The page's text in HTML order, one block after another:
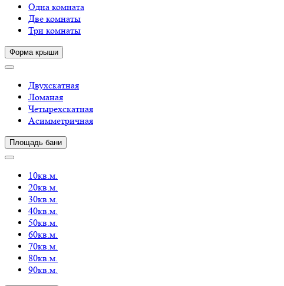
Одна комната
Две комнаты
Три комнаты
Форма крыши
Двухскатная
Ломаная
Четырехскатная
Асимметричная
Площадь бани
10кв.м.
20кв.м.
30кв.м.
40кв.м.
50кв.м.
60кв.м.
70кв.м.
80кв.м.
90кв.м.